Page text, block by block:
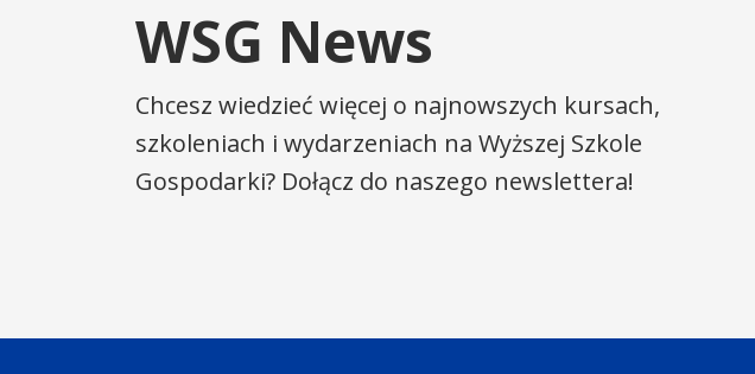
WSG News
Chcesz wiedzieć więcej o najnowszych kursach,
szkoleniach i wydarzeniach na Wyższej Szkole
Gospodarki? Dołącz do naszego newslettera!